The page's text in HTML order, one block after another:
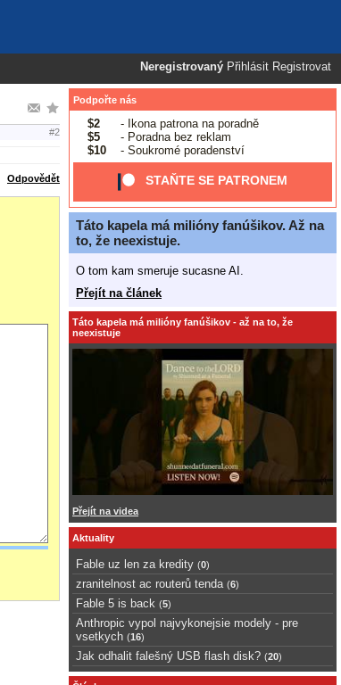
Neregistrovaný Přihlásit Registrovat
#2
Odpovědět
Podpořte nás
$2
- Ikona patrona na poradně
$5
- Poradna bez reklam
$10
- Soukromé poradenství
STAŇTE SE PATRONEM
Táto kapela má milióny fanúšikov. Až na
to, že neexistuje.
O tom kam smeruje sucasne AI.
Přejít na článek
Táto kapela má milióny fanúšikov - až na to, že
neexistuje
Přejít na videa
Aktuality
Fable uz len za kredity (0)
zranitelnost ac routerů tenda (6)
Fable 5 is back (5)
Anthropic vypol najvykonejsie modely - pre
vsetkych (16)
Jak odhalit falešný USB flash disk? (20)